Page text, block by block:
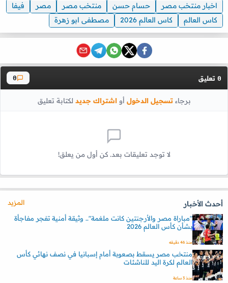
اخبار منتخب مصر حسام حسن منتخب مصر مصر
فيفا
كاس العالم
كاس العالم 2026 مصطفى ابو زهرة
0 تعليق 0
برجاءتسجيل الدخول أواشتراك جديد لكتابة تعليق
لا توجد تعليقات بعد. كن أول من يعلق!
أحدث الأخبار
المزيد
"مباراة مصر والأرجنتين كانت ملغمة".. وثيقة أمنية تفجر مفاجأة
بشأن كأس العالم 2026
منذ 46 دقيقه
منتخب مصر يسقط بصعوبة أمام إسبانيا في نصف نهائي كأس
العالم لكرة اليد للناشئات
منذ 3 ساعة